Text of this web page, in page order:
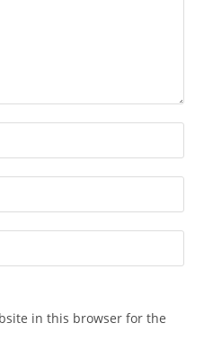
in this browser for the